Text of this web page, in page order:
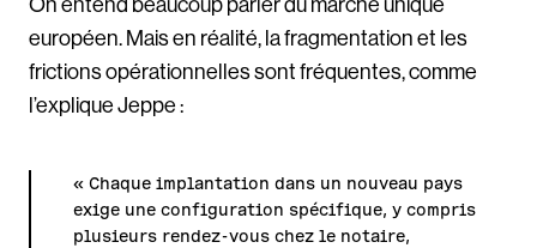
européen. Mais en réalité, la fragmentation et les
frictions opérationnelles sont fréquentes, comme
l’explique Jeppe :
« Chaque implantation dans un nouveau pays
exige une configuration spécifique, y compris
plusieurs rendez-vous chez le notaire,